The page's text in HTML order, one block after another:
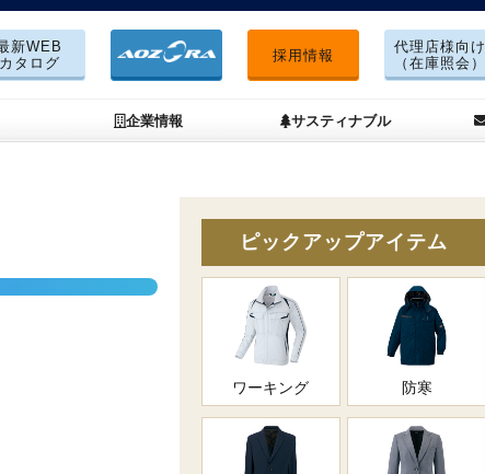
新WEB
カタログ
採用情報
代理店様向け
（在庫照会）
企業情報 サスティナブル
ピックアップアイテム
ワーキング 防寒